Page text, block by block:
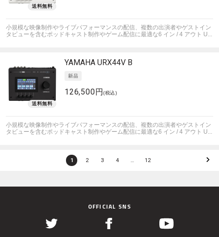
小規模な映像制作やライブパフォーマンスの配信、複数の出演者やゲストイン
タビューを含むポッドキャスト制作やゲーム配信に最適な6 イン / 4 アウト U...
YAMAHA URX44V B
126,500円(税込)
小規模な映像制作やライブパフォーマンスの配信、複数の出演者やゲストイン
タビューを含むポッドキャスト制作やゲーム配信に最適な6 イン / 4 アウト U...
1 2 3 4 … 12
OFFICIAL SNS